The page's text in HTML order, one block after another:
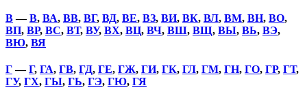
В—В, ВА, ВВ, ВГ, ВД, ВЕ, ВЗ, ВИ, ВК, ВЛ, ВМ, ВН, ВО,
ВП, ВР, ВС, ВТ, ВУ, ВХ, ВЦ, ВЧ, ВШ, ВЩ, ВЫ, ВЬ, ВЭ,
ВЮ, ВЯ
Г—Г, ГА, ГВ, ГД, ГЕ, ГЖ, ГИ, ГК, ГЛ, ГМ, ГН, ГО, ГР, ГТ,
ГУ, ГХ, ГЫ, ГЬ, ГЭ, ГЮ, ГЯ